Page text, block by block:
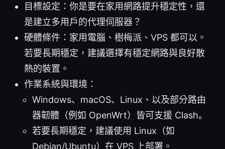
目標設定：你是要在家用網路提升穩定性，還
是建立多用戶的代理伺服器？
硬體條件：家用電腦、樹梅派、VPS 都可以。
若要長期穩定，建議選擇有穩定網路與良好散
熱的裝置。
作業系統與環境：
Windows、macOS、Linux、以及部分路由
器韌體（例如 OpenWrt）皆可支援 Clash。
若要長期穩定，建議使用 Linux（如
Debian/Ubuntu）在 VPS 上部署。